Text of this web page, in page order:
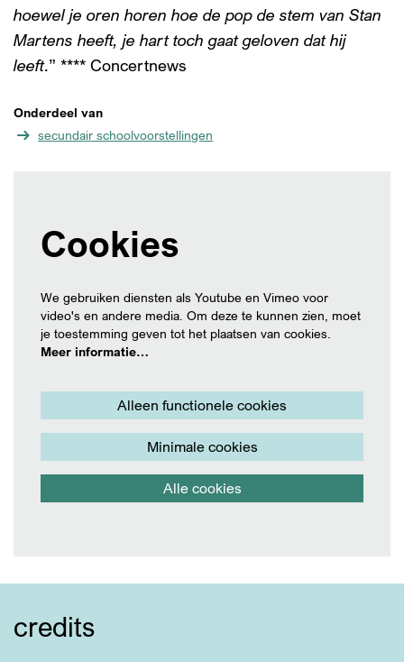
hoewel je oren horen hoe de pop de stem van Stan
Martens heeft, je hart toch gaat geloven dat hij
leeft.” **** Concertnews
Onderdeel van
secundair schoolvoorstellingen
Cookies
We gebruiken diensten als Youtube en Vimeo voor
video's en andere media. Om deze te kunnen zien, moet
je toestemming geven tot het plaatsen van cookies.
Meer informatie…
Alleen functionele cookies
Minimale cookies
Alle cookies
credits